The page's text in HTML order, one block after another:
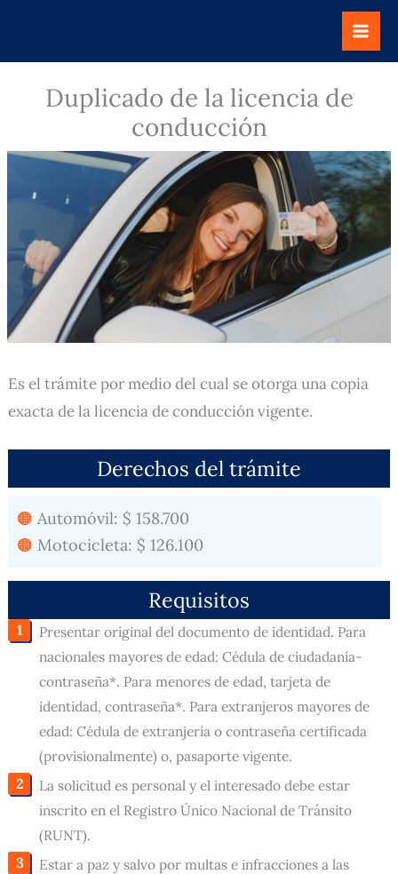
contenido
Duplicado de la licencia de
conducción
Es el trámite por medio del cual se otorga una copia
exacta de la licencia de conducción vigente.
Derechos del trámite
Automóvil: $ 158.700
Motocicleta: $ 126.100
Requisitos
Presentar original del documento de identidad. Para
nacionales mayores de edad: Cédula de ciudadanía-
contraseña*. Para menores de edad, tarjeta de
identidad, contraseña*. Para extranjeros mayores de
edad: Cédula de extranjería o contraseña certificada
(provisionalmente) o, pasaporte vigente.
La solicitud es personal y el interesado debe estar
inscrito en el Registro Único Nacional de Tránsito
(RUNT).
Estar a paz y salvo por multas e infracciones a las